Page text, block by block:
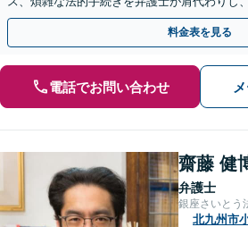
す。個人事業主の方もご相談ください。
料金表を見る
電話でお問い合わせ
齋藤 健
弁護士
銀座さいとう
北九州市